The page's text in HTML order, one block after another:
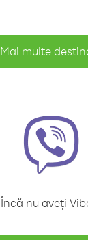
Mai multe
Încă nu aveți